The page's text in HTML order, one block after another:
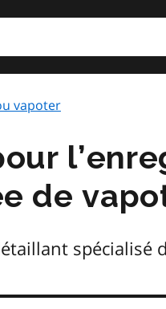
vapoter
de
spécialisé